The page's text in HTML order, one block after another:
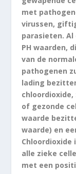
met
virussen,
parasieten.
PH waarden,
van de
pathogenen
lading
of gezonde
waarde
waarde) en
Chloordioxide
alle zieke
met een